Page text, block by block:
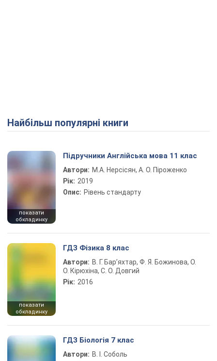
Найбільш популярні книги
показати
обкладинку
Підручники Англійська мова 11 клас
Автори: М.А. Нерсісян, А. О. Піроженко
Рік: 2019
Опис: Рівень стандарту
показати
обкладинку
ГДЗ Фізика 8 клас
Автори: В. Г. Бар’яхтар, Ф. Я. Божинова, О.
О. Кірюхіна, С. О. Довгий
Рік: 2016
ГДЗ Біологія 7 клас
Автори: В. І. Соболь